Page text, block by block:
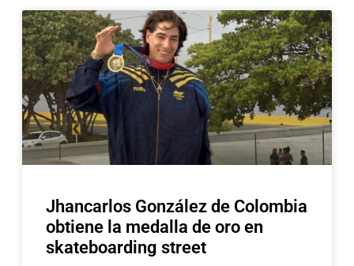
Jhancarlos González de Colombia
obtiene la medalla de oro en
skateboarding street